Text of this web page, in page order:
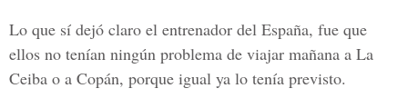
Lo que sí dejó claro el entrenador del España, fue que
ellos no tenían ningún problema de viajar mañana a La
Ceiba o a Copán, porque igual ya lo tenía previsto.